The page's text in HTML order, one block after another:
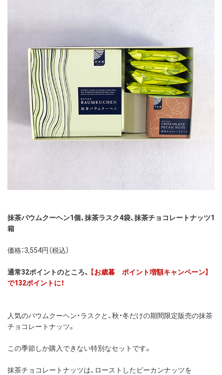
抹茶バウムクーヘン1個、抹茶ラスク4袋、抹茶チョコレートナッツ1
箱
価格：3,554円（税込）
通常32ポイントのところ、 【お歳暮 ポイント増額キャンペーン】
で132ポイントに！
人気のバウムクーヘン・ラスクと、秋・冬だけの期間限定販売の抹茶
チョコレートナッツ。
この季節しか購入できない特別なセットです。
抹茶チョコレートナッツは、ローストしたピーカンナッツを